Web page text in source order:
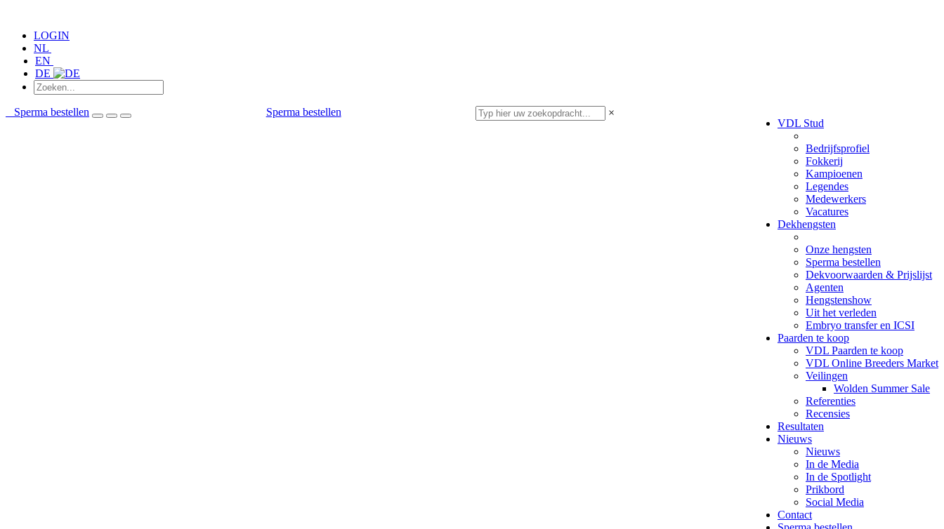
LOGIN
NL
EN
DE
Sperma bestellen Sperma bestellen
×
VDL Stud
Bedrijfsprofiel
Fokkerij
Kampioenen
Legendes
Medewerkers
Vacatures
Dekhengsten
Onze hengsten
Sperma bestellen
Dekvoorwaarden & Prijslijst
Agenten
Hengstenshow
Uit het verleden
Embryo transfer en ICSI
Paarden te koop
VDL Paarden te koop
VDL Online Breeders Market
Veilingen
Wolden Summer Sale
Referenties
Recensies
Resultaten
Nieuws
Nieuws
In de Media
In de Spotlight
Prikbord
Social Media
Contact